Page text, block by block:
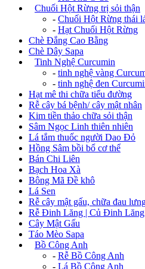
Chuối Hột Rừng trị sỏi thận
- Chuối Hột Rừng thái
- Hạt Chuối Hột Rừng
Chè Đắng Cao Bằng
Chè Dây Sapa
Tinh Nghệ Curcumin
- tinh nghệ vàng
- tinh nghệ đen
Hạt mê thi chữa tiểu đường
Rễ cây bá bệnh/ cây mật nhân
Kim tiền thảo chữa sỏi thận
Sâm Ngọc Linh thiên nhiên
Lá tắm thuốc người Dao Đỏ
Hồng Sâm bồi bổ cơ thể
Bán Chi Liên
Bạch Hoa Xà
Bông Mã Đề khô
Lá Sen
Rễ cây mật gấu, chữa đau
Rễ Đinh Lăng | Củ Đinh Lăng
Cây Mật Gấu
Táo Mèo Sapa
Bồ Công Anh
- Rễ Bồ Công Anh
- Lá Bồ Công Anh